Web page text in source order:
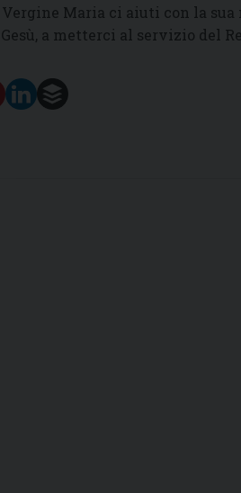
Vergine Maria ci aiuti con la
a metterci al servizio del